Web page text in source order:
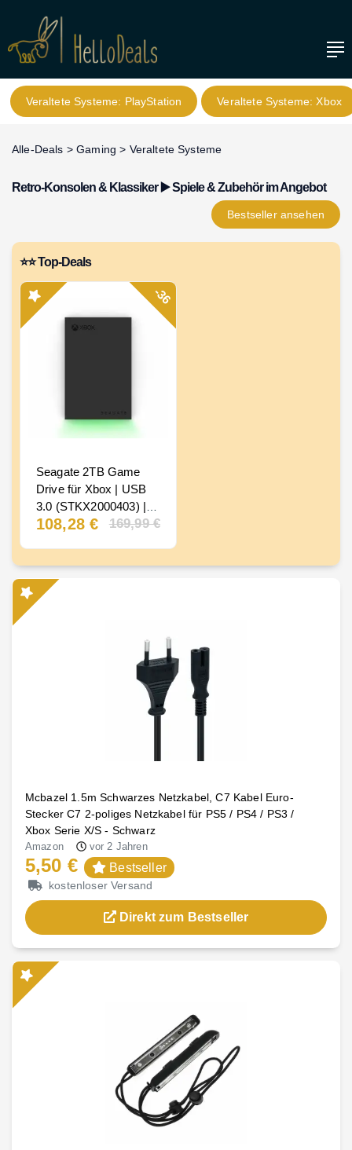
Veraltete Systeme: PlayStation Veraltete Systeme: Xbox
Alle-Deals >Gaming > Veraltete Systeme
Retro-Konsolen & Klassiker ▶️ Spiele & Zubehör im Angebot
Bestselleransehen
⭐⭐ Top-Deals
Seagate 2TB Game
Drive für Xbox | USB
3.0 (STKX2000403) |
Offizielle Xbox HDD.
2TB Xbox
108,28 € 169,99 €
-36
Mcbazel 1.5m Schwarzes Netzkabel, C7 Kabel Euro-
Stecker C7 2-poliges Netzkabel für PS5 / PS4 / PS3 /
Xbox Serie X/S - Schwarz
Amazon vor 2 Jahren
5,50 € Bestseller
kostenloser Versand
Direkt zum Bestseller